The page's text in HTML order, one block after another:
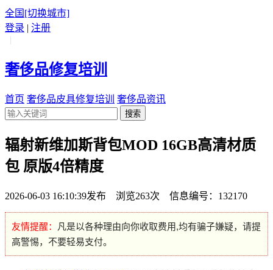
全国 [切换城市]
登录 | 注册
|
奢侈品修复培训
首页 奢侈品皮具修复培训 奢侈品资讯
搜索
辐射新维加斯背包MOD 16GB高清材质
包 原版4倍精度
2026-06-03 16:10:39发布 浏览263次 信息编号：132170
友情提醒：
凡是以各种理由向你收取费用,均有骗子嫌疑，请提
高警惕，不要轻易支付。